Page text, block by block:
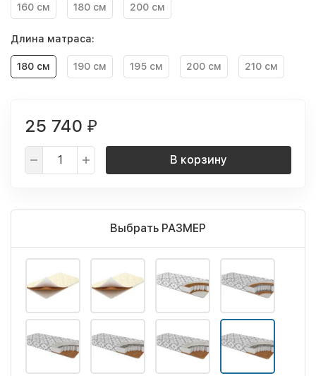
160 см 180 см 200 см
Длина матраса:
180 см 190 см 195 см 200 см 210 см
25 740 ₽
В корзину
Выбрать РАЗМЕР